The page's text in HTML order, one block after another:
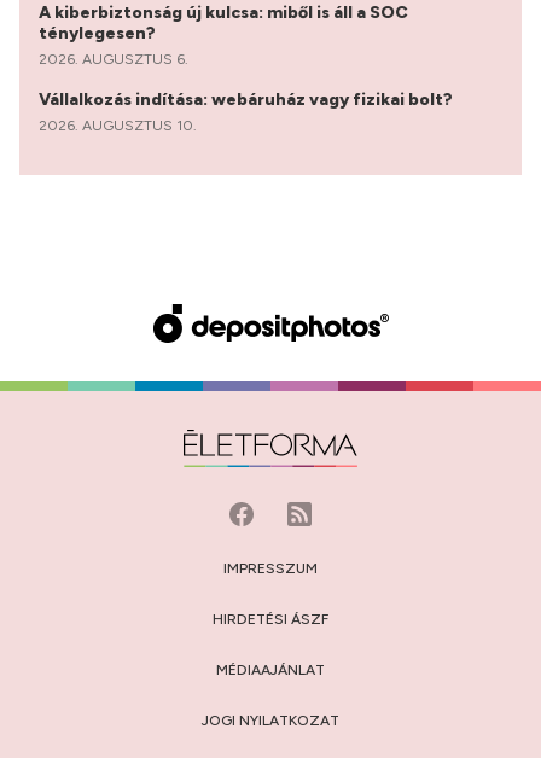
A kiberbiztonság új kulcsa: miből is áll a SOC
ténylegesen?
2026. AUGUSZTUS 6.
Vállalkozás indítása: webáruház vagy fizikai bolt?
2026. AUGUSZTUS 10.
IMPRESSZUM
HIRDETÉSI ÁSZF
MÉDIAAJÁNLAT
JOGI NYILATKOZAT